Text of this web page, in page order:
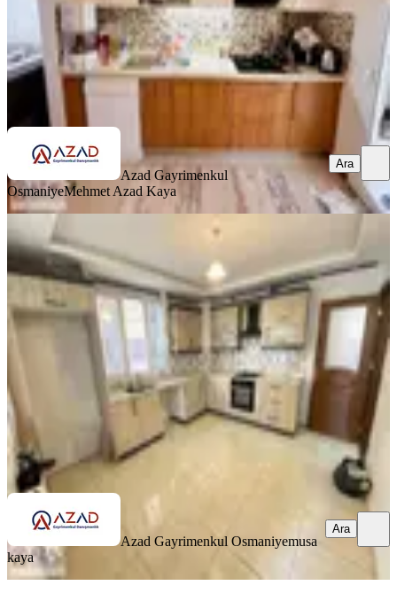
Azad Gayrimenkul OsmaniyeMehmet Azad Kaya
Azad Gayrimenkul
OsmaniyeMehmet Azad Kaya
Ara
SİTE İÇİ
Azad-fakıuşağı Mah. Sağlık Ocağı
Civarı Satılık 4+1 (170m2)daire
Merkez, Fakıuşağı Mahallesi
170 m² Düz Giriş (Zemin) 17.06.2026
2.250.000 ₺Yatırım Skoru 66 Fırsat
Azad Gayrimenkul Osmaniye
Ara
Azad Gayrimenkul Osmaniyemusa
kaya
Ara